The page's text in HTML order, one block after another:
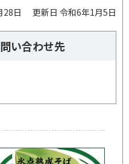
28日 更新日 令和6年1月5日
い合わせ先